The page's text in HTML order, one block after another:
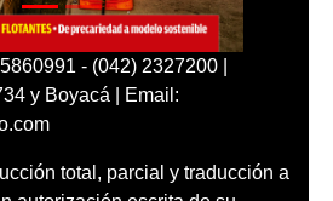
- (042) 2327200 |
y Boyacá | Email:
total, parcial y traducción a